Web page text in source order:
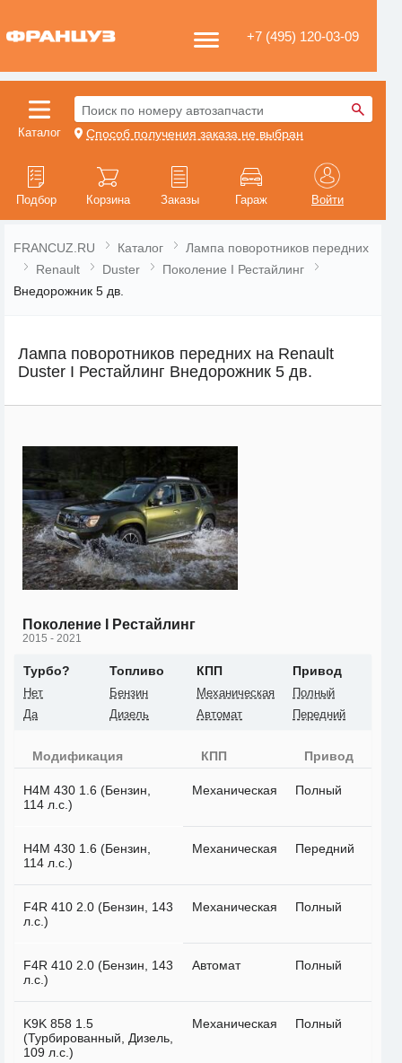
+7 (495) 120-03-09
Каталог
Поиск по номеру автозапчасти
Способ получения заказа не выбран
Подбор Корзина Заказы Гараж Войти
FRANCUZ.RU Каталог
Лампа поворотников передних
Renault
Duster
Поколение I Рестайлинг
Внедорожник 5 дв.
Лампа поворотников передних на Renault
Duster I Рестайлинг Внедорожник 5 дв.
Поколение I Рестайлинг
2015 - 2021
Турбо?
Нет
Да
Топливо
Бензин
Дизель
КПП
Механическая
Автомат
Привод
Полный
Передний
Модификация КПП Привод
H4M 430 1.6 (Бензин,
114 л.с.)
Механическая Полный
H4M 430 1.6 (Бензин,
114 л.с.)
Механическая Передний
F4R 410 2.0 (Бензин, 143
л.с.)
Механическая Полный
F4R 410 2.0 (Бензин, 143
л.с.)
Автомат Полный
K9K 858 1.5
(Турбированный, Дизель,
109 л.с.)
Механическая Полный